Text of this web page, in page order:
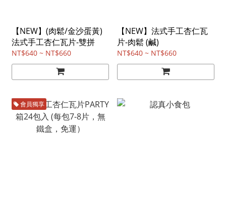
【NEW】(肉鬆/金沙蛋黃)
法式手工杏仁瓦片-雙拼
NT$640 ~ NT$660
【NEW】法式手工杏仁瓦
片-肉鬆 (鹹)
NT$640 ~ NT$660
會員獨享